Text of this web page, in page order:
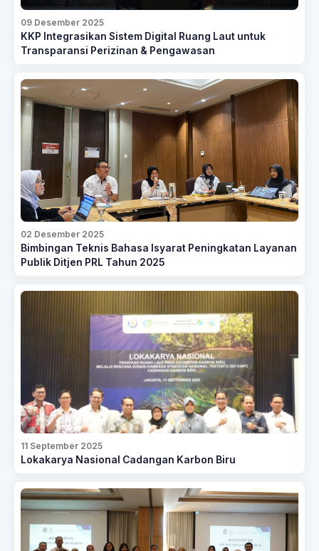
09 Desember 2025
KKP Integrasikan Sistem Digital Ruang Laut untuk
Transparansi Perizinan & Pengawasan
02 Desember 2025
Bimbingan Teknis Bahasa Isyarat Peningkatan Layanan
Publik Ditjen PRL Tahun 2025
11 September 2025
Lokakarya Nasional Cadangan Karbon Biru